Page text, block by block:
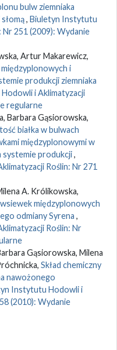
bulw ziemniaka
, Biuletyn Instytutu
251 (2009): Wydanie
Artur Makarewicz,
i
produkcji ziemniaka
i Aklimatyzacji
regularne
Barbara Gąsiorowska,
białka w bulwach
międzyplonowymi w
systemie produkcji,
Roślin: Nr 271
A. Królikowska,
międzyplonowych
odmiany Syrena ,
Roślin: Nr
Gąsiorowska, Milena
Skład chemiczny
nawożonego
Instytutu Hodowli i
(2010): Wydanie